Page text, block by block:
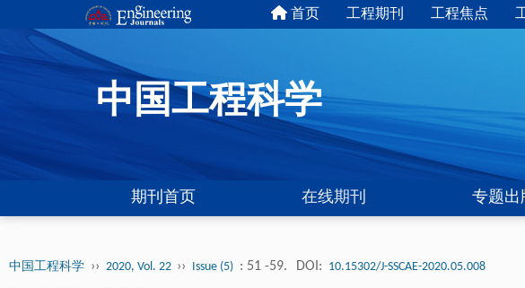
首页 工程期刊 工程焦点
中国工程科学
期刊首页 在线期刊 专题出
中国工程科学 ›› 2020, Vol. 22 ›› Issue (5) : 51 -59. DOI: 10.15302/J-SSCAE-2020.05.008